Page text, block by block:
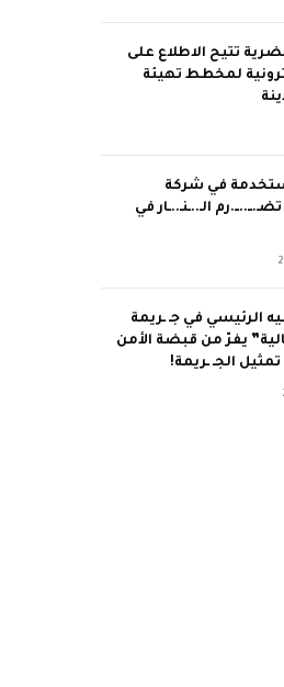
تتيح الاطلاع على
لمخطط تهيئة
في شركة
الـ..ـنـ..ـار في
الرئيسي في جـ ـريمة
يفرّ من قبضة الأمن
تمثيل الجـ ـريمة!